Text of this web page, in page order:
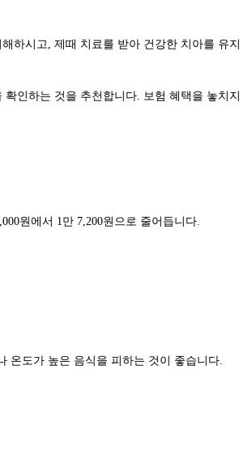
하시고, 제때 치료를 받아 건강한 치아를 유지
인하는 것을 추천합니다. 보험 혜택을 놓치지
원에서 1만 7,200원으로 줄어듭니다.
온도가 높은 음식을 피하는 것이 좋습니다.